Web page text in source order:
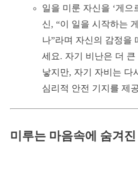
일을 미룬 자신을 ‘게으
신, “이 일을 시작하는
나”라며 자신의 감정을
세요. 자기 비난은 더
낳지만, 자기 자비는 다
심리적 안전 기지를 제
미루는 마음속에 숨겨